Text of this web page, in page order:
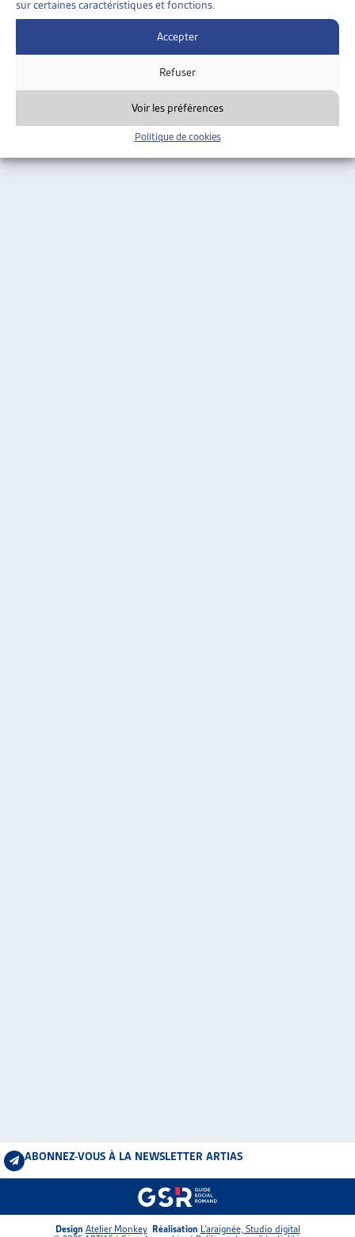
sur certaines caractéristiques et fonctions.
Accepter
Refuser
Voir les préférences
Politique de cookies
ABONNEZ-VOUS À LA NEWSLETTER ARTIAS
Design Atelier Monkey Réalisation L’araignée, Studio digital